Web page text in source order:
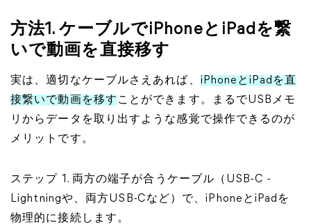
方法1. ケーブルでiPhoneとiPadを繋
いで動画を直接移す
実は、適切なケーブルさえあれば、 iPhoneとiPadを直
接繋いで動画を移す ことができます。まるでUSBメモ
リからデータを取り出すような感覚で操作できるのが
メリットです。
ステップ 1. 両方の端子が合うケーブル（USB-C -
Lightningや、両方USB-Cなど）で、iPhoneとiPadを
物理的に接続します。